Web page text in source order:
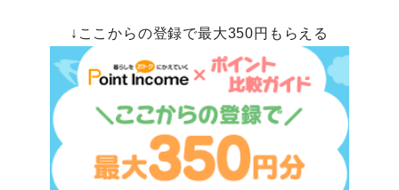
↓ここからの登録で最大350円もらえる